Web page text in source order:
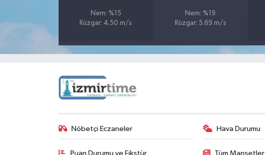
Nem: %15
Rüzgar: 4.50 m/s
Nem: %19
Rüzgar: 5.69 m/s
Nöbetçi Eczaneler Hava Durumu
Puan Durumu ve Fikstür Tüm Manşetler